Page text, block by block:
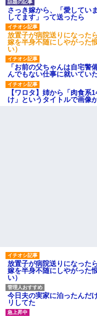
さっき嫁から、「愛してい
してます」って送ったら
放置子が病院送りになっ
嫁を半身不随にしやがった
い）
「お前の父ちゃんは自宅警
んでもない仕事に就いてい
【ワロタ】姉から「肉食
け」というタイトルで画像
放置子が病院送りになっ
嫁を半身不随にしやがった
い）
今日夫の実家に泊ったんだ
リしてた